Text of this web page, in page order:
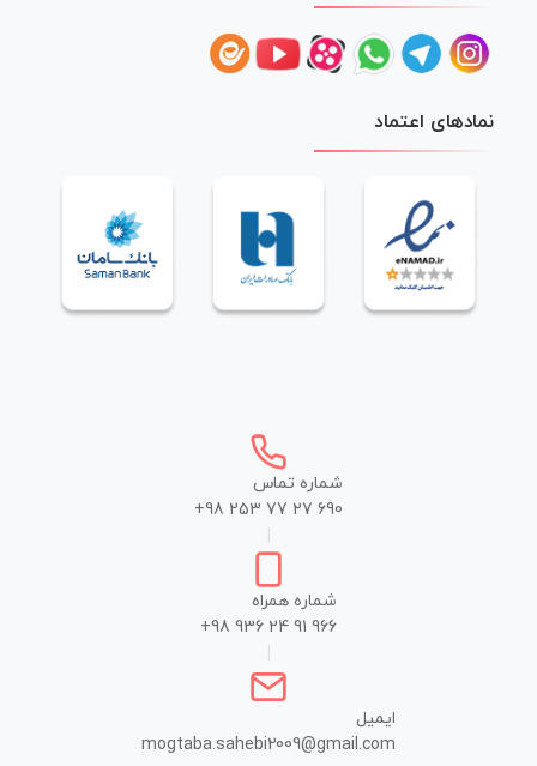
نمادهای اعتماد
شماره تماس
+98 253 77 27 690
شماره همراه
+98 936 24 91 966
ایمیل
mogtaba.sahebi2009@gmail.com